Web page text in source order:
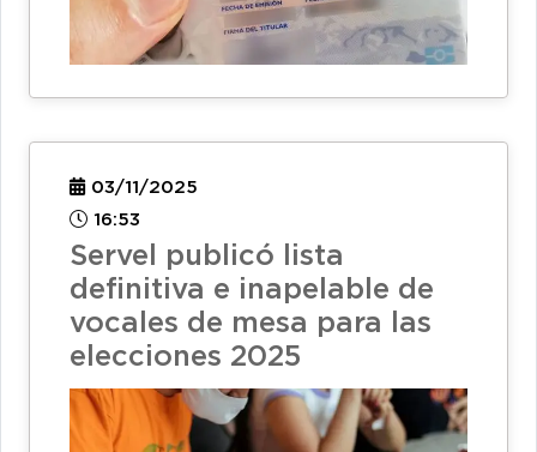
03/11/2025
16:53
Servel publicó lista
definitiva e inapelable de
vocales de mesa para las
elecciones 2025